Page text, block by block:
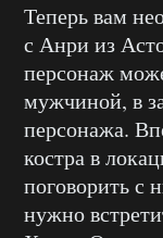
Теперь вам
с Анри из
персонаж
мужчиной, в
персонажа.
костра в
поговорить с
нужно